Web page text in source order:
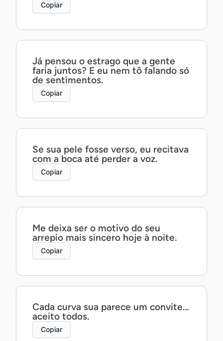
Copiar
Já pensou o estrago que a gente
faria juntos? E eu nem tô falando só
de sentimentos.
Copiar
Se sua pele fosse verso, eu recitava
com a boca até perder a voz.
Copiar
Me deixa ser o motivo do seu
arrepio mais sincero hoje à noite.
Copiar
Cada curva sua parece um convite…
aceito todos.
Copiar